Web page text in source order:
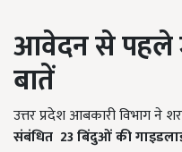
आवेदन से पहले
बातें
उत्तर प्रदेश आबकारी विभाग ने
संबंधित 23बिंदुओं की